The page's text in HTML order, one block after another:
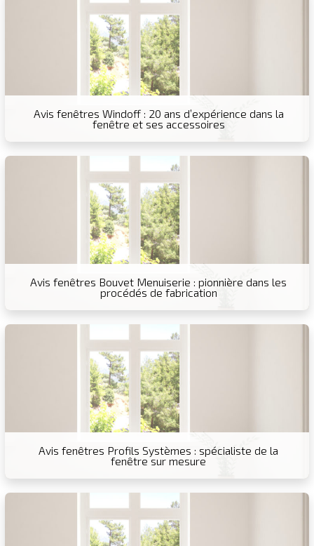
Avis fenêtres Windoff : 20 ans d’expérience dans la
fenêtre et ses accessoires
Avis fenêtres Bouvet Menuiserie : pionnière dans les
procédés de fabrication
Avis fenêtres Profils Systèmes : spécialiste de la
fenêtre sur mesure